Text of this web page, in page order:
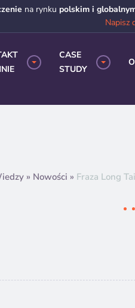
na rynku polskim i
Napisz
CASE
STUDY
» Nowości » Fraza Long